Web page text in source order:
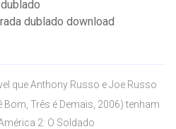
dublado download
que Anthony Russo e Joe Russo
Três é Demais, 2006) tenham
2: O Soldado